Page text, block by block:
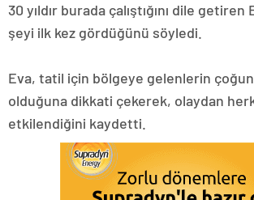
30 yıldır burada çalıştığını dile
şeyi ilk kez gördüğünü söyledi.
Eva, tatil için bölgeye gelenlerin
olduğuna dikkati çekerek, olaydan
etkilendiğini kaydetti.